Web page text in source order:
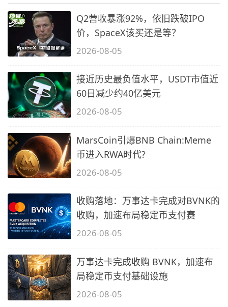
Q2营收暴涨92%，依旧跌破IPO
价，SpaceX该买还是等？
2026-08-05
接近历史最负值水平，USDT市值近
60日减少约40亿美元
2026-08-05
MarsCoin引爆BNB Chain:Meme
币进入RWA时代?
2026-08-05
收购落地：万事达卡完成对BVNK的
收购，加速布局稳定币支付赛
2026-08-05
万事达卡完成收购 BVNK，加速布
局稳定币支付基础设施
2026-08-05